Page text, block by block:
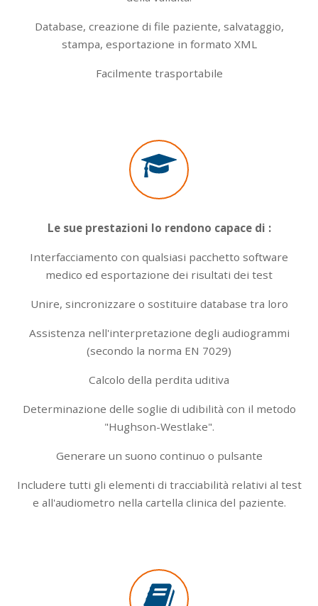
Database, creazione di file paziente, salvataggio,
stampa, esportazione in formato XML
Facilmente trasportabile
Le sue prestazioni lo rendono capace di :
Interfacciamento con qualsiasi pacchetto software
medico ed esportazione dei risultati dei test
Unire, sincronizzare o sostituire database tra loro
Assistenza nell'interpretazione degli audiogrammi
(secondo la norma EN 7029)
Calcolo della perdita uditiva
Determinazione delle soglie di udibilità con il metodo
"Hughson-Westlake".
Generare un suono continuo o pulsante
Includere tutti gli elementi di tracciabilità relativi al test
e all'audiometro nella cartella clinica del paziente.